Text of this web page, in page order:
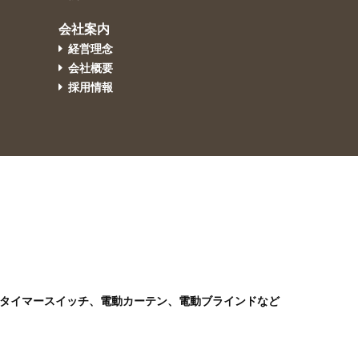
会社案内
経営理念
会社概要
採用情報
イマースイッチ、電動カーテン、電動ブラインドなど